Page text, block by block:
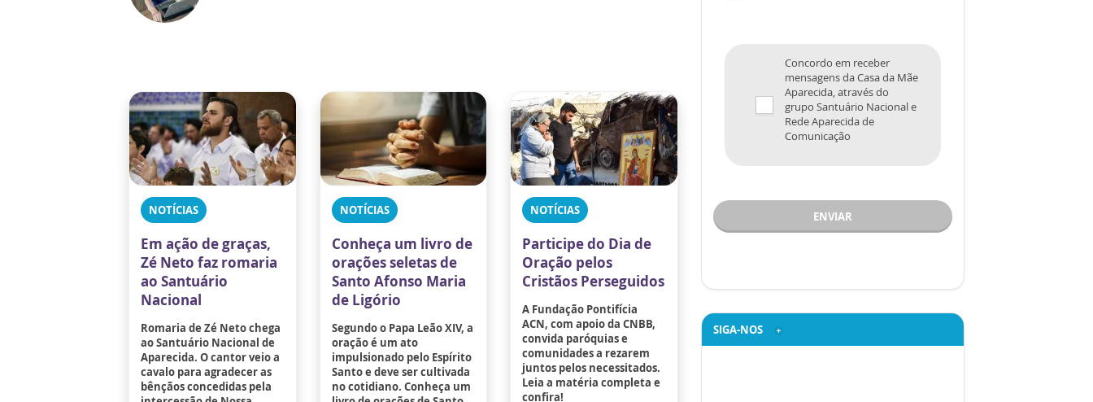
NOTÍCIAS
Em ação de graças,
Zé Neto faz romaria
ao Santuário
Nacional
Romaria de Zé Neto chega
ao Santuário Nacional de
Aparecida. O cantor veio a
cavalo para agradecer as
bênçãos concedidas pela
NOTÍCIAS
Conheça um livro de
orações seletas de
Santo Afonso Maria
de Ligório
Segundo o Papa Leão XIV, a
oração é um ato
impulsionado pelo Espírito
Santo e deve ser cultivada
no cotidiano. Conheça um
NOTÍCIAS
Participe do Dia de
Oração pelos
Cristãos Perseguidos
A Fundação Pontifícia
ACN, com apoio da CNBB,
convida paróquias e
comunidades a rezarem
juntos pelos necessitados.
Leia a matéria completa e
confira!
Concordo em receber
mensagens da Casa da Mãe
Aparecida, através do
grupo Santuário Nacional e
Rede Aparecida de
Comunicação
ENVIAR
SIGA-NOS